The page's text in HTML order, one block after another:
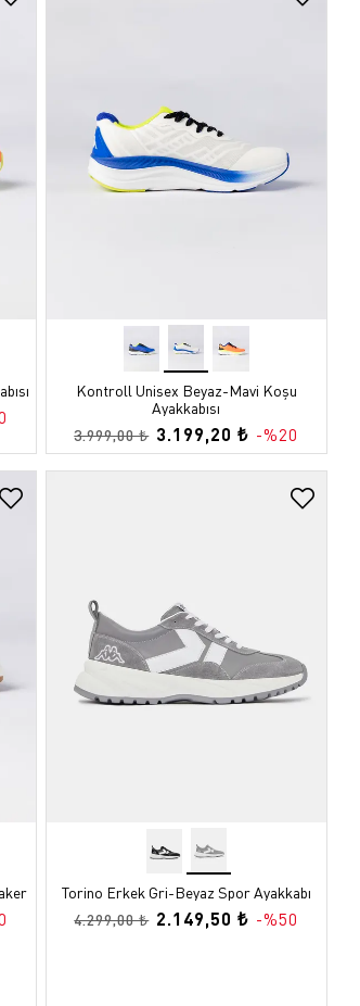
Kontroll Unisex Beyaz-Mavi Koşu
Ayakkabısı
3.999,00 ₺ 3.199,20 ₺ -%20
Torino Erkek Gri-Beyaz Spor Ayakkabı
4.299,00 ₺ 2.149,50 ₺ -%50